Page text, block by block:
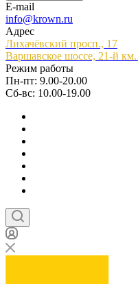
E-mail
info@krown.ru
Адрес
Лихачёвский просп., 17
Варшавское шоссе, 21-й
Режим работы
Пн-пт: 9.00-20.00
Сб-вс: 10.00-19.00